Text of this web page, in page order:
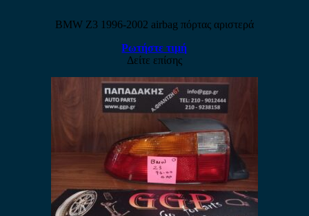
BMW Z3 1996-2002 airbag πόρτας αριστερά
Ρωτήστε τιμή
Δείτε επίσης